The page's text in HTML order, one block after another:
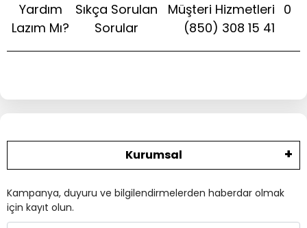
Yardım
Lazım Mı?
Sıkça Sorulan
Sorular
Müşteri Hizmetleri 0
(850) 308 15 41
Kurumsal
Kampanya, duyuru ve bilgilendirmelerden haberdar olmak
için kayıt olun.